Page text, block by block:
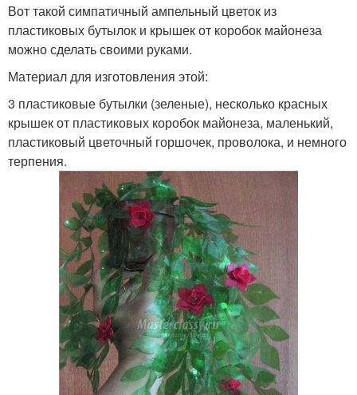
Вот такой симпатичный ампельный цветок из
пластиковых бутылок и крышек от коробок майонеза
можно сделать своими руками.
Материал для изготовления этой:
3 пластиковые бутылки (зеленые), несколько красных
крышек от пластиковых коробок майонеза, маленький,
пластиковый цветочный горшочек, проволока, и немного
терпения.